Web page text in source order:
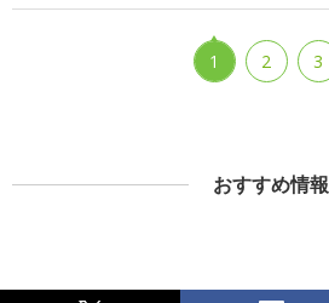
1 2 3
おすすめ情報